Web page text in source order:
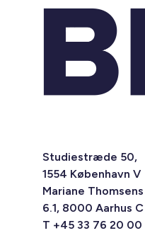
Studiestræde 50,
1554 København V
Mariane
6.1, 8000 Aarhus C
T +45 33 76 20 00